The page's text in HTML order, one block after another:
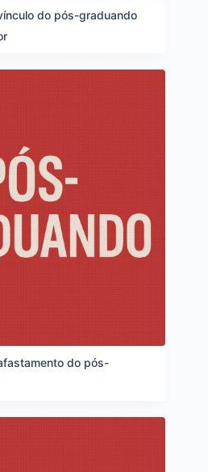
do pós-graduando
do pós-